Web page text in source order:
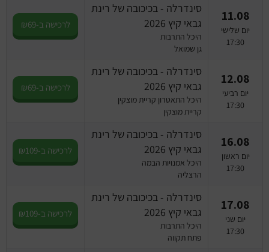
11.08
יום שלישי
17:30
סינדרלה - בכיכובה של רינת
גבאי קיץ 2026
היכל התרבות
גן שמואל
לרכישה ב-₪69
12.08
יום רביעי
17:30
סינדרלה - בכיכובה של רינת
גבאי קיץ 2026
היכל התאטרון קריית מוצקין
קריית מוצקין
לרכישה ב-₪69
16.08
יום ראשון
17:30
סינדרלה - בכיכובה של רינת
גבאי קיץ 2026
היכל אמנויות הבמה
הרצליה
לרכישה ב-₪109
17.08
יום שני
17:30
סינדרלה - בכיכובה של רינת
גבאי קיץ 2026
היכל התרבות
פתח תקווה
לרכישה ב-₪109